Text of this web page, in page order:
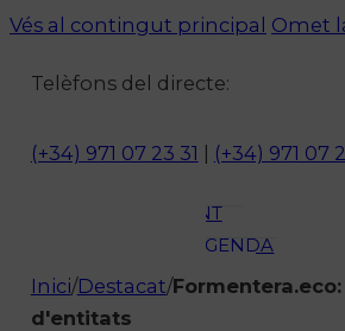
Vés al contingut principal Omet
Telèfons del directe:
(+34) 971 07 23 31 (+34) 971 07
ACTUALITAT
OCI
ENTREVISTES
AMBIENT
AGENDA
En directe
A la Carta
Inici/Destacat/
d'entitats